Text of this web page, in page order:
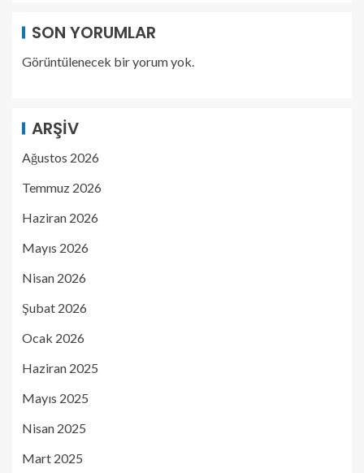
SON YORUMLAR
Görüntülenecek bir yorum yok.
ARŞIV
Ağustos 2026
Temmuz 2026
Haziran 2026
Mayıs 2026
Nisan 2026
Şubat 2026
Ocak 2026
Haziran 2025
Mayıs 2025
Nisan 2025
Mart 2025